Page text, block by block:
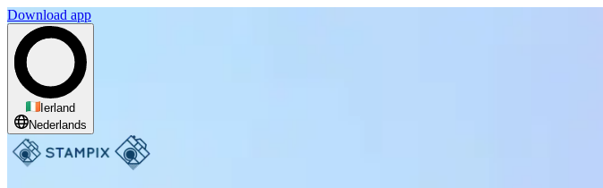
Download app
Ierland
Nederlands